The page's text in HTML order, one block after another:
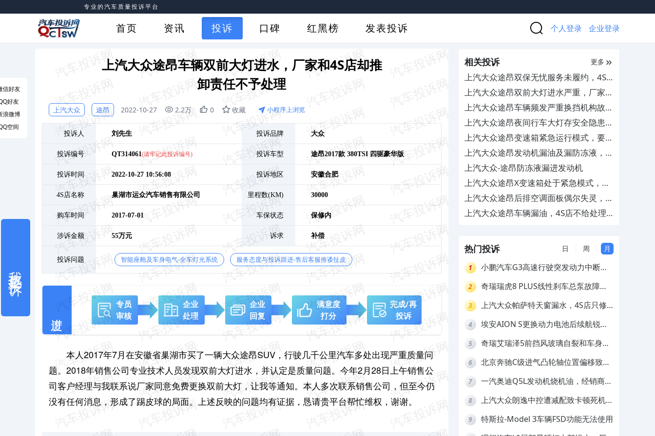
专业的汽车质量投诉平台
首页 资讯 投诉 口碑 红黑榜 发表投诉 个人登录 企业登录
上汽大众途昂车辆双前大灯进水，厂家和4S店却推
卸责任不予处理
上汽大众 途昂 2022-10-27 2.2万 0 收藏 小程序上浏览
投诉人 刘 先生 投诉品牌 大众
投诉编号 QT314061(请牢记此投诉编号) 投诉车型 途昂2017款 380TSI 四驱豪华版
投诉时间 2022-10-27 10:56:08 投诉地区 安徽合肥
4S店名称 巢湖市运众汽车销售有限公司 里程数(KM) 30000
购车时间 2017-07-01 车保状态 保修内
涉诉金额 55万元 诉求 补偿
投诉问题 智能座舱及车身电气-全车灯光系统 服务态度与投诉跟进-售后客服推诿扯皮
专员
审核
企业
处理
企业
回复
满意度
打分
完成/再
投诉
本人2017年7月在安徽省巢湖市买了一辆大众途昂SUV，行驶几千公里汽车多处出现严重质量问
题。2018年销售公司专业技术人员发现双前大灯进水，并认定是质量问题。今年2月28日上午销售公
司客户经理与我联系说厂家同意免费更换双前大灯，让我等通知。本人多次联系销售公司，但至今仍
没有任何消息，形成了踢皮球的局面。上述反映的问题均有证据，恳请贵平台帮忙维权，谢谢。
相关投诉 更多
上汽大众途昂双保无忧服务未履约，4S
店跑路无人管
上汽大众途昂双前大灯进水严重，厂家和
4S店不负责任不处理
上汽大众途昂车辆频发严重换挡机构故
障，要求厂家予以退车
上汽大众途昂夜间行车大灯存安全隐患，
4S店无法调整解决
上汽大众途昂变速箱紧急运行模式，要求
免费更换TCU
上汽大众途昂发动机漏油及漏防冻液，
4S查不出原因无法解决
上汽大众-途昂防冻液漏进发动机
上汽大众途昂X变速箱处于紧急模式，导
致缺失奇数挡位
上汽大众途昂后排空调面板偶尔失灵，售
后置之不理
上汽大众途昂车辆漏油，4S店不给处理
热门投诉 日 周 月
1
小鹏汽车G3高速行驶突发动力中断，
2
奇瑞瑞虎8 PLUS线性刹车总泵故障，
3
上汽大众帕萨特天窗漏水，4S店只修
4
埃安AION S更换动力电池后续航锐
5
奇瑞艾瑞泽5前挡风玻璃自裂和车身多
6
北京奔驰C级进气凸轮轴位置偏移致发
7
一汽奥迪Q5L发动机烧机油，经销商推
8
上汽大众朗逸中控遭减配致卡顿死机，
9 特斯拉-Model 3车辆FSD功能无法使用
信好友
好友
浪微博
空间